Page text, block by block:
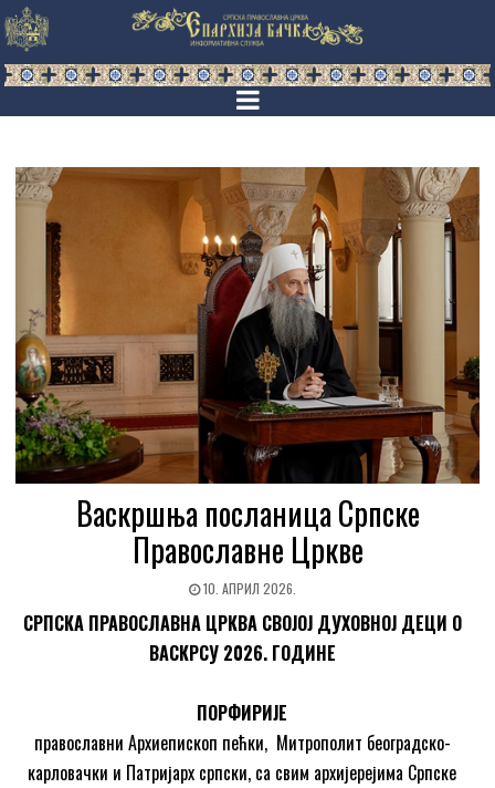
Васкршња посланица Српске
Православне Цркве
10. АПРИЛ 2026.
СРПСКА ПРАВОСЛАВНА ЦРКВА СВОЈОЈ ДУХОВНОЈ ДЕЦИ O
ВАСКРСУ 2026. ГОДИНЕ
ПОРФИРИЈЕ
православни Архиепископ пећки, Митрополит београдско-
карловачки и Патријарх српски, са свим aрхијерејима Српске